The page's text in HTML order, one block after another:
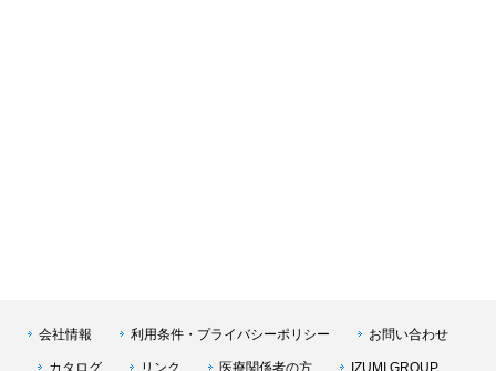
会社情報 利用条件・プライバシーポリシー お問い合わせ
カタログ リンク 医療関係者の方 IZUMI GROUP